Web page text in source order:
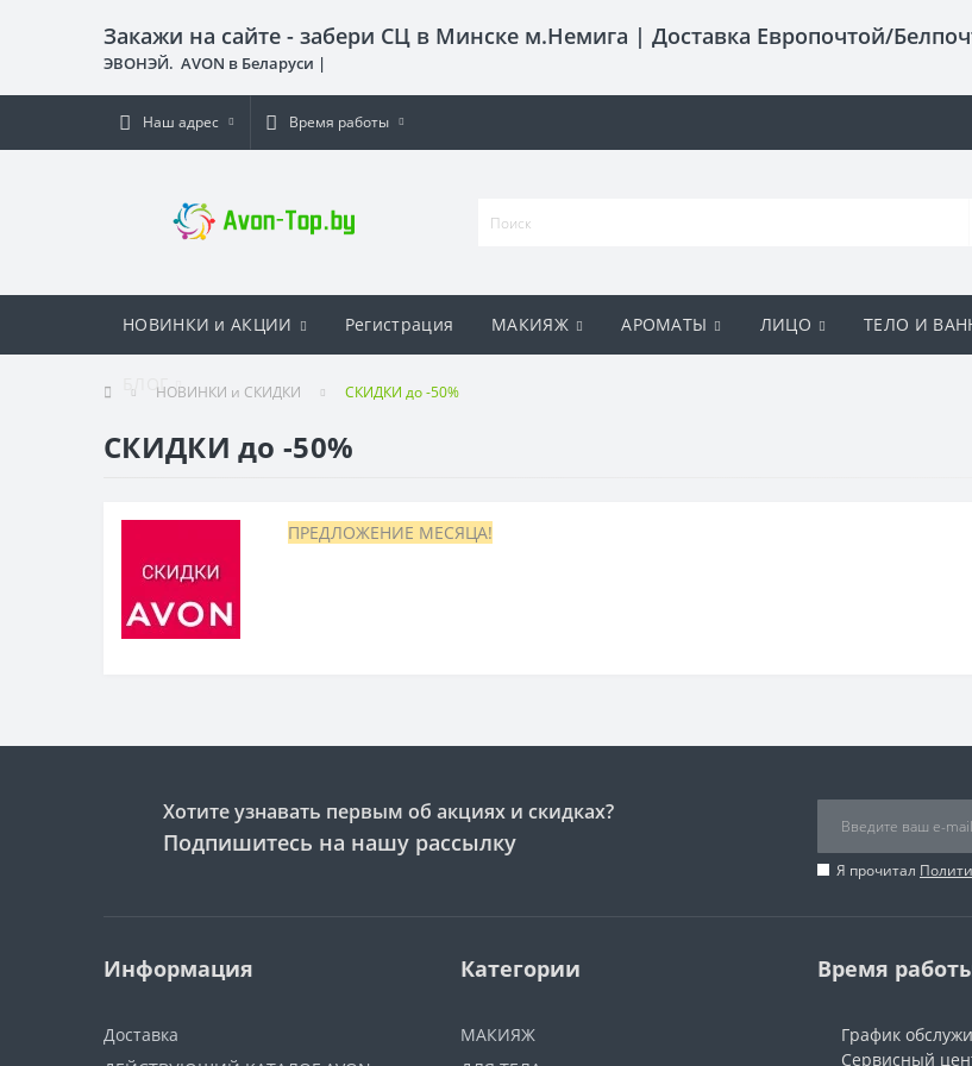
Закажи на сайте - забери СЦ в Минске м.Немига | Доставка Европочтой/
ЭВОНЭЙ. AVON в Беларуси |
Наш адрес Время работы
НОВИНКИ и АКЦИИ Регистрация МАКИЯЖ АРОМАТЫ ЛИЦО ТЕЛО И
БЛОГНОВИНКИ и СКИДКИ СКИДКИ до -50%
СКИДКИ до -50%
ПРЕДЛОЖЕНИЕ МЕСЯЦА!
Хотите узнавать первым об акциях и скидках?
Подпишитесь на нашу рассылку
Я прочитал
Информация
Доставка
Категории
МАКИЯЖ
Время
График
Сервисный